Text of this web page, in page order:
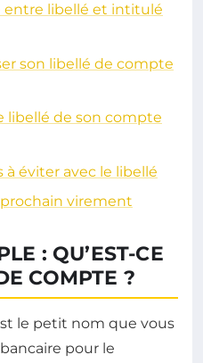
entre libellé et intitulé
son libellé de compte
libellé de son compte
à éviter avec le libellé
virement
: QU’EST-CE
COMPTE ?
le petit nom que vous
pour le